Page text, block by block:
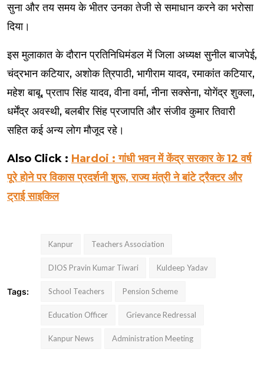
सुना और तय समय के भीतर उनका तेजी से समाधान करने का भरोसा
दिया।
इस मुलाकात के दौरान प्रतिनिधिमंडल में जिला अध्यक्ष सुनील बाजपेई,
चंद्रभान कटियार, अशोक त्रिपाठी, भागीराम यादव, रमाकांत कटियार,
महेश बाबू, प्रताप सिंह यादव, वीना वर्मा, नीना सक्सेना, योगेंद्र शुक्ला,
धर्मेंद्र अवस्थी, बलबीर सिंह प्रजापति और संजीव कुमार तिवारी
सहित कई अन्य लोग मौजूद रहे।
Also Click : Hardoi : गांधी भवन में केंद्र सरकार के 12 वर्ष
पूरे होने पर विकास प्रदर्शनी शुरू, राज्य मंत्री ने बांटे ट्रैक्टर और
ट्राई साइकिल
Tags:
Kanpur Teachers Association
DIOS Pravin Kumar Tiwari Kuldeep Yadav
School Teachers Pension Scheme
Education Officer Grievance Redressal
Kanpur News Administration Meeting